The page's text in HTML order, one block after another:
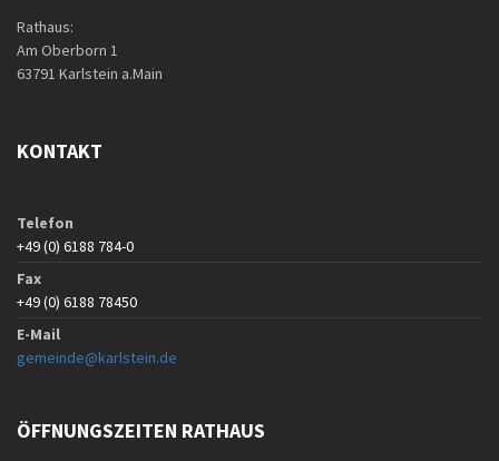
Rathaus:
Am Oberborn 1
63791 Karlstein a.Main
KONTAKT
Telefon
+49 (0) 6188 784-0
Fax
+49 (0) 6188 78450
E-Mail
gemeinde@karlstein.de
ÖFFNUNGSZEITEN RATHAUS